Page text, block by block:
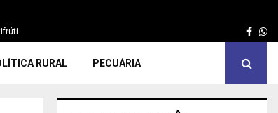
RURAL PECUÁRIA